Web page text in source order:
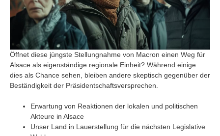
Öffnet diese jüngste Stellungnahme von Macron einen Weg für
Alsace als eigenständige regionale Einheit? Während einige
dies als Chance sehen, bleiben andere skeptisch gegenüber der
Beständigkeit der Präsidentschaftsversprechen.
Erwartung von Reaktionen der lokalen und politischen
Akteure in Alsace
Unser Land in Lauerstellung für die nächsten Legislative